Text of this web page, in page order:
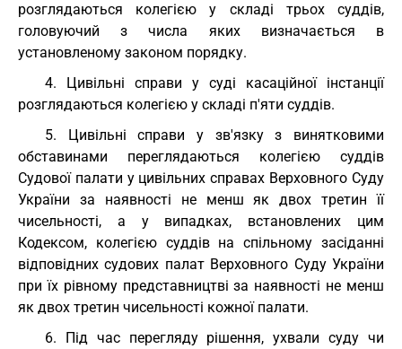
розглядаються колегією у складі трьох суддів,
головуючий з числа яких визначається в
установленому законом порядку.
4. Цивільні справи у суді касаційної інстанції
розглядаються колегією у складі п'яти суддів.
5. Цивільні справи у зв'язку з винятковими
обставинами переглядаються колегією суддів
Судової палати у цивільних справах Верховного Суду
України за наявності не менш як двох третин її
чисельності, а у випадках, встановлених цим
Кодексом, колегією суддів на спільному засіданні
відповідних судових палат Верховного Суду України
при їх рівному представництві за наявності не менш
як двох третин чисельності кожної палати.
6. Під час перегляду рішення, ухвали суду чи